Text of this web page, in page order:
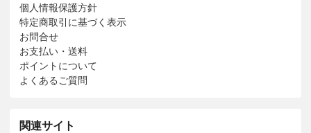
個人情報保護方針
特定商取引に基づく表示
お問合せ
お支払い・送料
ポイントについて
よくあるご質問
関連サイト